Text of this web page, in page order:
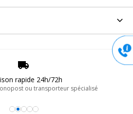
et stand d'exposition.
rapide 24h/72h
ou transporteur spécialisé